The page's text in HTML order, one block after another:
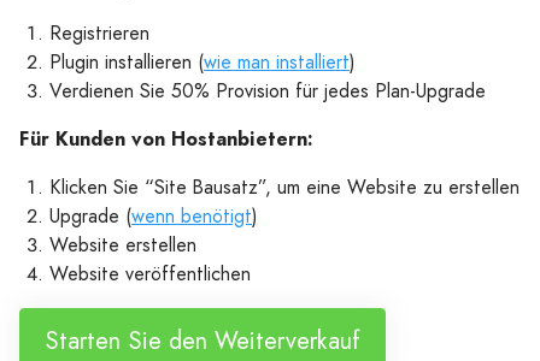
Registrieren
Plugin installieren (wie man installiert)
Verdienen Sie 50% Provision für jedes Plan-Upgrade
Für Kunden von Hostanbietern:
Klicken Sie “Site Bausatz”, um eine Website zu erstellen
Upgrade (wenn benötigt)
Website erstellen
Website veröffentlichen
Starten Sie den Weiterverkauf